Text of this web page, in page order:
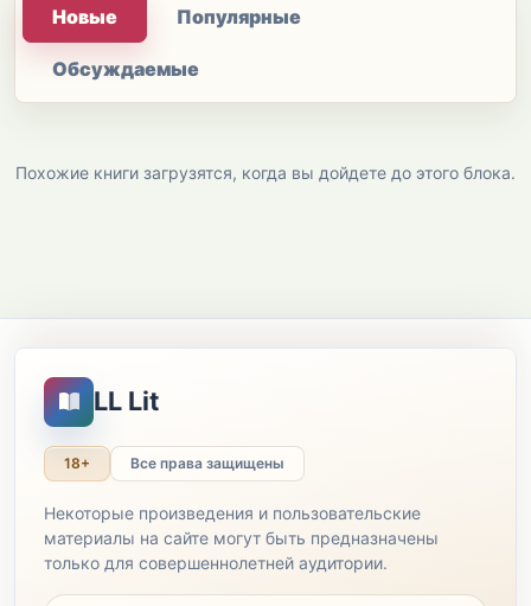
Новые Популярные
Обсуждаемые
Похожие книги загрузятся, когда вы дойдете до этого блока.
LL Lit
18+ Все права защищены
Некоторые произведения и пользовательские
материалы на сайте могут быть предназначены
только для совершеннолетней аудитории.